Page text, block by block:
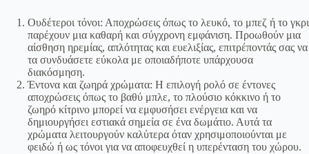
Ουδέτεροι τόνοι: Αποχρώσεις όπως το λευκό, το μπεζ ή το γκρι
παρέχουν μια καθαρή και σύγχρονη εμφάνιση. Προωθούν μια
αίσθηση ηρεμίας, απλότητας και ευελιξίας, επιτρέποντάς σας να
τα συνδυάσετε εύκολα με οποιαδήποτε υπάρχουσα
διακόσμηση.
Έντονα και ζωηρά χρώματα: Η επιλογή ρολό σε έντονες
αποχρώσεις όπως το βαθύ μπλε, το πλούσιο κόκκινο ή το
ζωηρό κίτρινο μπορεί να εμφυσήσει ενέργεια και να
δημιουργήσει εστιακά σημεία σε ένα δωμάτιο. Αυτά τα
χρώματα λειτουργούν καλύτερα όταν χρησιμοποιούνται με
φειδώ ή ως τόνοι για να αποφευχθεί η υπερένταση του χώρου.